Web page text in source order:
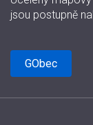
jsou postupně
GObec